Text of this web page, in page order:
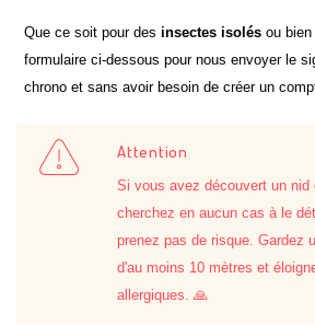
Que ce soit pour desinsectes isolés ou
formulaire ci-dessous pour nous envoyer le
chrono et sans avoir besoin de créer un
Attention
Si vous avez découvert un nid
cherchez en aucun cas à le
prenez pas de risque. Gardez
d'au moins 10 mètres et
allergiques. 🙏